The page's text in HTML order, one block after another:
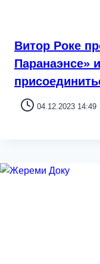
Витор Роке
Паранаэнсе»
04.12.2023 14:49